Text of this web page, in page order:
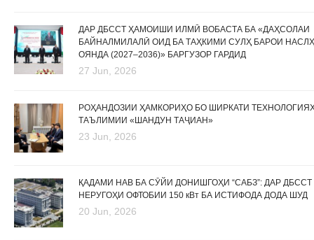
ДАР ДБССТ ҲАМОИШИ ИЛМӢ ВОБАСТА БА «ДАҲСОЛАИ
БАЙНАЛМИЛАЛӢ ОИД БА ТАҲКИМИ СУЛҲ БАРОИ
ОЯНДА (2027–2036)» БАРГУЗОР ГАРДИД
27 Jun, 2026
РОҲАНДОЗИИ ҲАМКОРИҲО БО ШИРКАТИ
ТАЪЛИМИИ «ШАНДУН ТАҶИАН»
23 Jun, 2026
ҚАДАМИ НАВ БА СӮЙИ ДОНИШГОҲИ “САБЗ”: ДАР ДБССТ
НЕРУГОҲИ ОФТОБИИ 150 кВт БА ИСТИФОДА ДОДА ШУД
20 Jun, 2026